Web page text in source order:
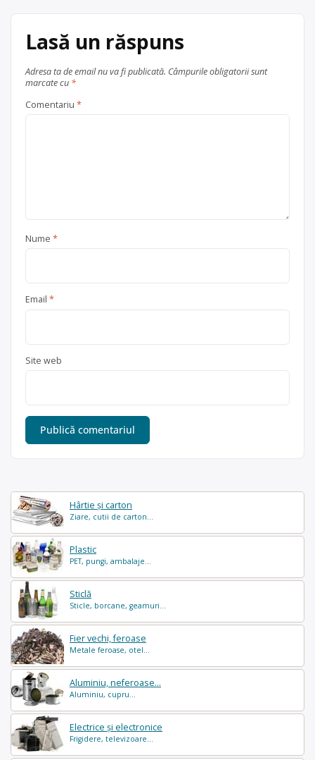
Hârtie și carton
Ziare, cutii de carton...
Plastic
PET, pungi, ambalaje...
Sticlă
Sticle, borcane, geamuri...
Fier vechi, feroase
Metale feroase, otel...
Aluminiu, neferoase...
Aluminiu, cupru...
Electrice și electronice
Frigidere, televizoare...
Lasă un răspuns
Adresa ta de email nu va fi publicată. Câmpurile obligatorii sunt
marcate cu *
Comentariu *
Nume *
Email *
Site web